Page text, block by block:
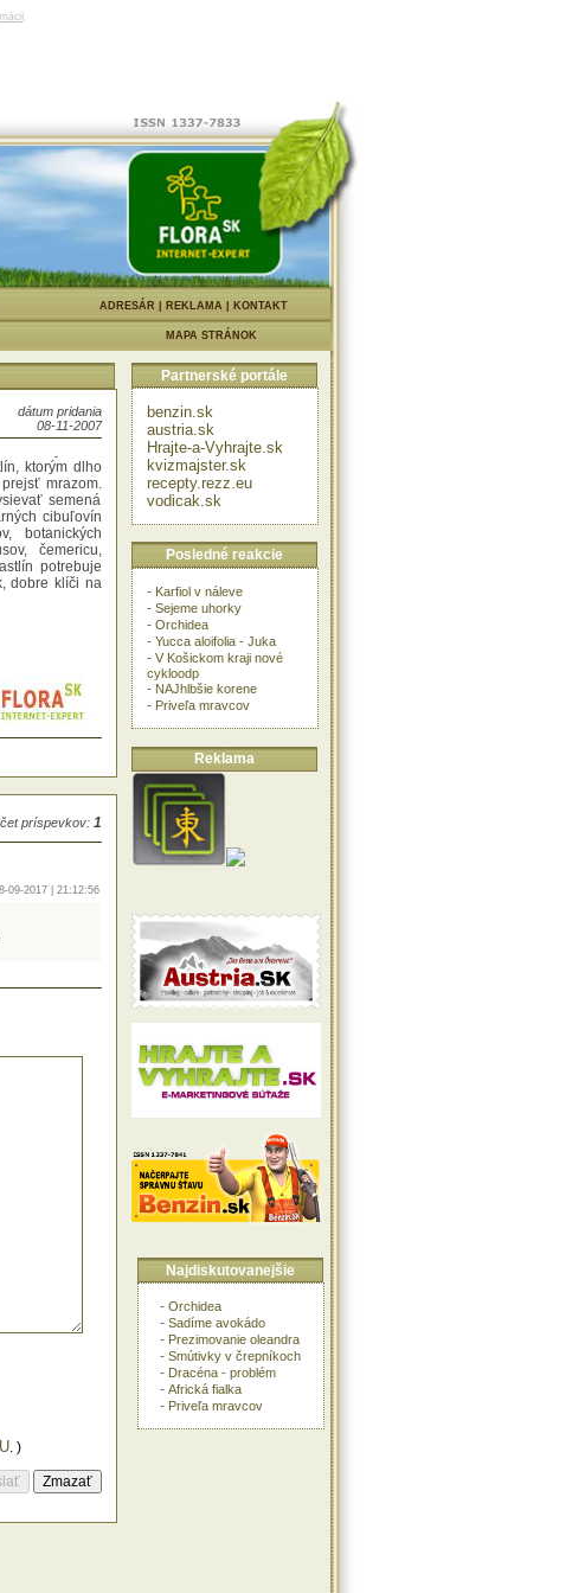
.
ADRESÁR REKLAMA KONTAKT
MAPA STRÁNOK
dátum pridania
08-11-2007
mrkvu,
zima
ktorým dlho
mrazom.
semená
cibuľovín
botanických
čemericu,
potrebuje
dobre klíči na
príspevkov: 1
09-2017 | 21:12:56
. )
Partnerské portále
benzin.sk
austria.sk
Hrajte-a-Vyhrajte.sk
kvizmajster.sk
recepty.rezz.eu
vodicak.sk
Posledné reakcie
- Karfiol v náleve
- Sejeme uhorky
- Orchidea
- Yucca aloifolia - Juka
- V Košickom kraji nové
cykloodp
- NAJhlbšie korene
- Priveľa mravcov
Reklama
Najdiskutovanejšie
- Orchidea
- Sadíme avokádo
- Prezimovanie oleandra
- Smútivky v črepníkoch
- Dracéna - problém
- Africká fialka
- Priveľa mravcov